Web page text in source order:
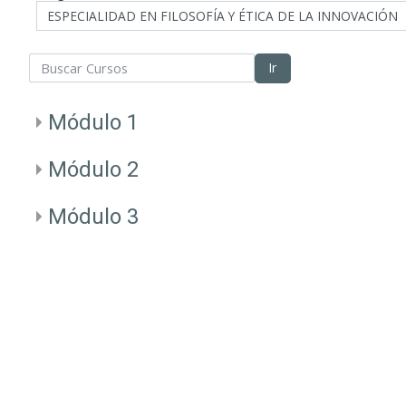
Cursos Ir
Módulo 1
Módulo 2
Módulo 3